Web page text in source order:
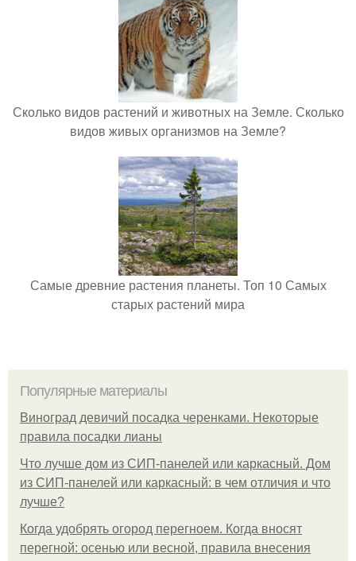
Сколько видов растений и животных на Земле. Сколько
видов живых организмов на Земле?
Самые древние растения планеты. Топ 10 Самых
старых растений мира
Популярные материалы
Виноград девичий посадка черенками. Некоторые
правила посадки лианы
Что лучше дом из СИП-панелей или каркасный. Дом
из СИП-панелей или каркасный: в чем отличия и что
лучше?
Когда удобрять огород перегноем. Когда вносят
перегной: осенью или весной, правила внесения